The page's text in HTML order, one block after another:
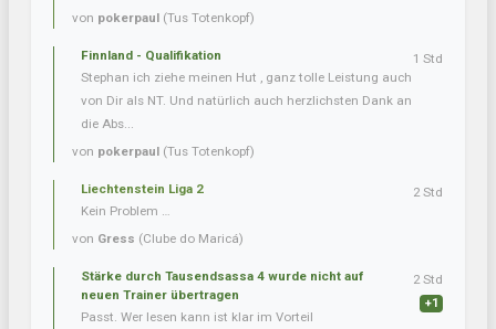
von pokerpaul (Tus Totenkopf)
Finnland - Qualifikation
Stephan ich ziehe meinen Hut , ganz tolle Leistung auch
von Dir als NT. Und natürlich auch herzlichsten Dank an
die Abs...
von pokerpaul (Tus Totenkopf)
1 Std
Liechtenstein Liga 2
Kein Problem …
von Gress (Clube do Maricá)
2 Std
Stärke durch Tausendsassa 4 wurde nicht auf
neuen Trainer übertragen
Passt. Wer lesen kann ist klar im Vorteil
2 Std
+1